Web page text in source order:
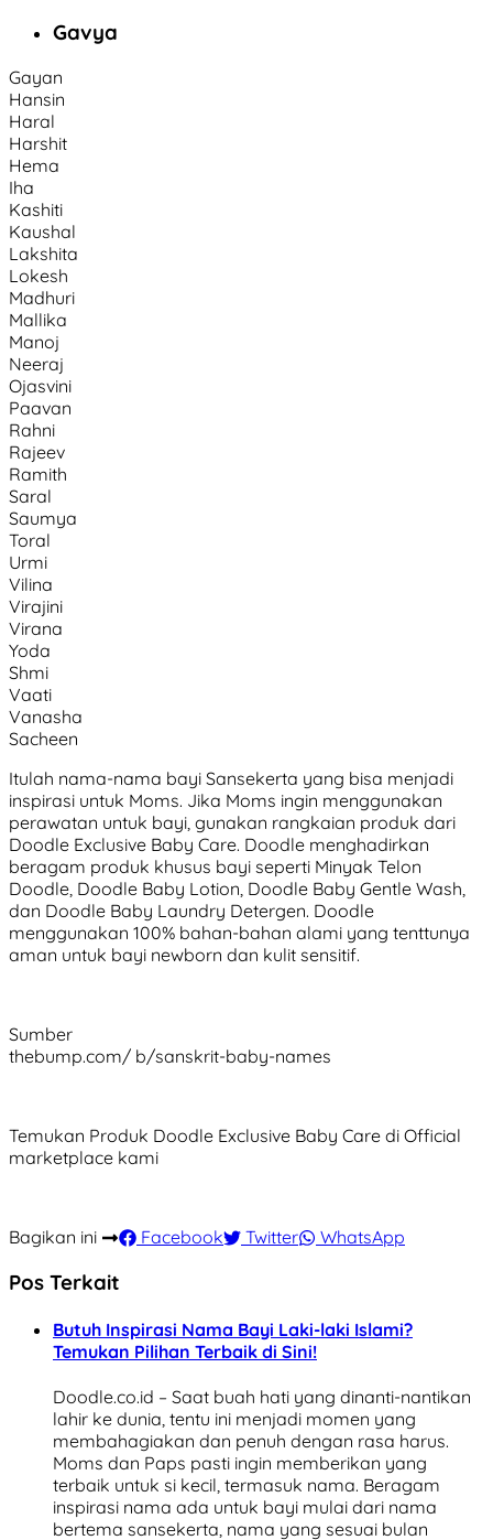
Gavya
Gayan
Hansin
Haral
Harshit
Hema
Iha
Kashiti
Kaushal
Lakshita
Lokesh
Madhuri
Mallika
Manoj
Neeraj
Ojasvini
Paavan
Rahni
Rajeev
Ramith
Saral
Saumya
Toral
Urmi
Vilina
Virajini
Virana
Yoda
Shmi
Vaati
Vanasha
Sacheen
Itulah nama-nama bayi Sansekerta yang bisa menjadi
inspirasi untuk Moms. Jika Moms ingin menggunakan
perawatan untuk bayi, gunakan rangkaian produk dari
Doodle Exclusive Baby Care. Doodle menghadirkan
beragam produk khusus bayi seperti Minyak Telon
Doodle, Doodle Baby Lotion, Doodle Baby Gentle Wash,
dan Doodle Baby Laundry Detergen. Doodle
menggunakan 100% bahan-bahan alami yang tenttunya
aman untuk bayi newborn dan kulit sensitif.
Sumber
thebump.com/ b/sanskrit-baby-names
Temukan Produk Doodle Exclusive Baby Care di Official
marketplace kami
Bagikan ini Facebook Twitter WhatsApp
Pos Terkait
Butuh Inspirasi Nama Bayi Laki-laki Islami?
Temukan Pilihan Terbaik di Sini!
Doodle.co.id – Saat buah hati yang dinanti-nantikan
lahir ke dunia, tentu ini menjadi momen yang
membahagiakan dan penuh dengan rasa harus.
Moms dan Paps pasti ingin memberikan yang
terbaik untuk si kecil, termasuk nama. Beragam
inspirasi nama ada untuk bayi mulai dari nama
bertema sansekerta, nama yang sesuai bulan